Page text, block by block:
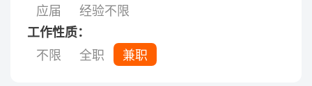
应届
经验不限
工作性质：
不限
全职 兼职